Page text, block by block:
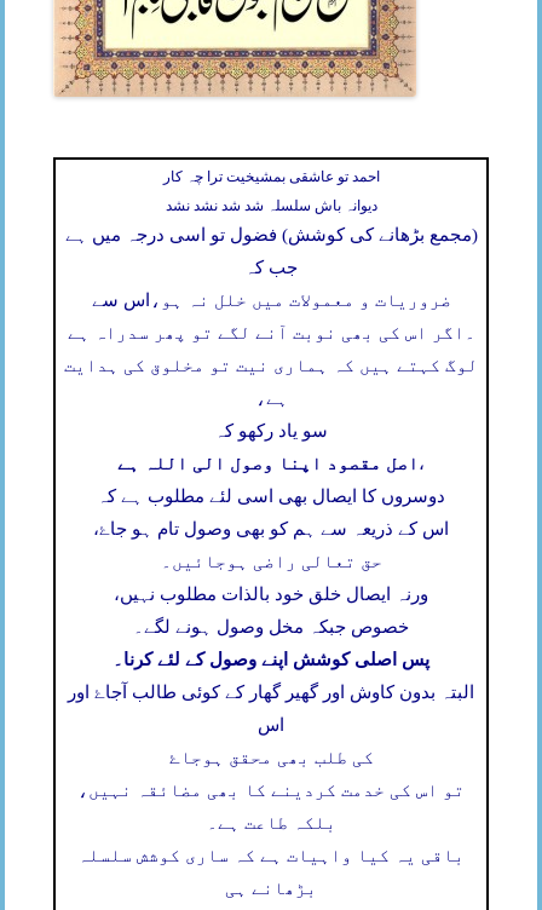
احمد تو عاشقی بمشیخیت ترا چہ کار
دیوانہ باش سلسلہ شد شد نشد نشد
(مجمع بڑھانے کی کوشش) فضول تو اسی درجہ میں ہے
جب کہ
اس سے ضروریات و معمولات میں خلل نہ ہو،
اگر اس کی بھی نوبت آنے لگے تو پھر سدراہ ہے
لوگ کہتے ہیں کہ ہماری نیت تو مخلوق کی ہدایت
ہے،
سو یاد رکھو کہ
اصل مقصود اپنا وصول الی اللہ ہے ،
دوسروں کا ایصال بھی اسی لئے مطلوب ہے کہ
اس کے ذریعہ سے ہم کو بھی وصول تام ہو جاۓ،
حق تعالی راضی ہوجائیں۔
ورنہ ایصال خلق خود بالذات مطلوب نہیں،
خصوص جبکہ مخل وصول ہونے لگے۔
پس اصلی کوشش اپنے وصول کے لئے کرنا۔
البتہ بدون کاوش اور گھیر گھار کے کوئی طالب آجاۓ اور
اس
کی طلب بھی محقق ہوجاۓ
تو اس کی خدمت کردینے کا بھی مضائقہ نہیں،
بلکہ طاعت ہے۔
باقی یہ کیا واہیات ہے کہ ساری کوشش سلسلہ
بڑھانے ہی